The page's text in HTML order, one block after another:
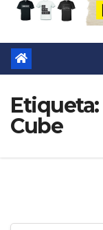
Etiqueta:
Cube